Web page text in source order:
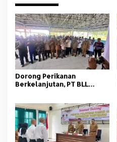
Dorong Perikanan
Berkelanjutan, PT BLL
Tangkap